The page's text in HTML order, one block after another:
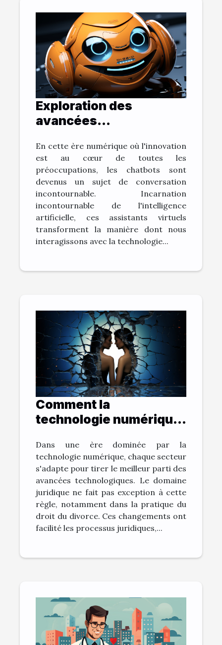
Exploration des
avancées
L'évolution des
chatbots
En cette ère numérique où l'innovation
est au cœur de toutes les
préoccupations, les chatbots sont
devenus un sujet de conversation
incontournable. Incarnation
incontournable de l'intelligence
artificielle, ces assistants virtuels
transforment la manière dont nous
interagissons avec la technologie...
Comment la
technologie numérique
droit du divorce
Dans une ère dominée par la
technologie numérique, chaque secteur
s'adapte pour tirer le meilleur parti des
avancées technologiques. Le domaine
juridique ne fait pas exception à cette
règle, notamment dans la pratique du
droit du divorce. Ces changements ont
facilité les processus juridiques,...